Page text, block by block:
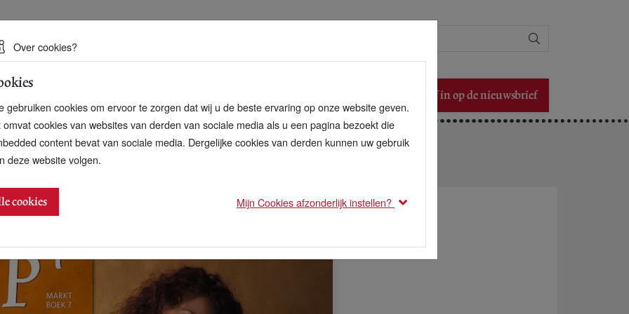
duurzame toekomst
Schrijf in op de nieuwsbrief
Circulair Lookbook
Over cookies?
gebruiken cookies om ervoor te zorgen dat wij u de beste ervaring op onze website geven.
omvat cookies van websites van derden van sociale media als u een pagina bezoekt die
content bevat van sociale media. Dergelijke cookies van derden kunnen uw gebruik
deze website volgen.
cookies Mijn Cookies afzonderlijk instellen?